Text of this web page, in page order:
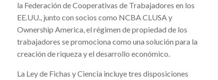
la Federación de Cooperativas de Trabajadores en los
EE.UU., junto con socios como NCBA CLUSA y
Ownership America, el régimen de propiedad de los
trabajadores se promociona como una solución para la
creación de riqueza y el desarrollo económico.
La Ley de Fichas y Ciencia incluye tres disposiciones